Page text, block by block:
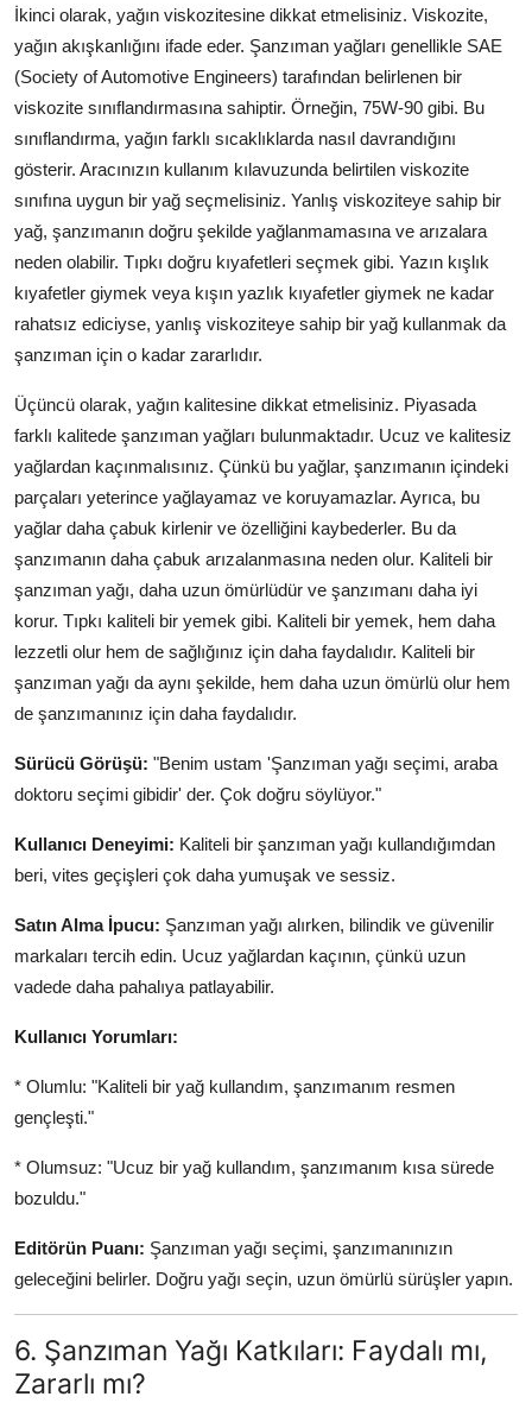
İkinci olarak, yağın viskozitesine dikkat etmelisiniz. Viskozite,
yağın akışkanlığını ifade eder. Şanzıman yağları genellikle SAE
(Society of Automotive Engineers) tarafından belirlenen bir
viskozite sınıflandırmasına sahiptir. Örneğin, 75W-90 gibi. Bu
sınıflandırma, yağın farklı sıcaklıklarda nasıl davrandığını
gösterir. Aracınızın kullanım kılavuzunda belirtilen viskozite
sınıfına uygun bir yağ seçmelisiniz. Yanlış viskoziteye sahip bir
yağ, şanzımanın doğru şekilde yağlanmamasına ve arızalara
neden olabilir. Tıpkı doğru kıyafetleri seçmek gibi. Yazın kışlık
kıyafetler giymek veya kışın yazlık kıyafetler giymek ne kadar
rahatsız ediciyse, yanlış viskoziteye sahip bir yağ kullanmak da
şanzıman için o kadar zararlıdır.
Üçüncü olarak, yağın kalitesine dikkat etmelisiniz. Piyasada
farklı kalitede şanzıman yağları bulunmaktadır. Ucuz ve kalitesiz
yağlardan kaçınmalısınız. Çünkü bu yağlar, şanzımanın içindeki
parçaları yeterince yağlayamaz ve koruyamazlar. Ayrıca, bu
yağlar daha çabuk kirlenir ve özelliğini kaybederler. Bu da
şanzımanın daha çabuk arızalanmasına neden olur. Kaliteli bir
şanzıman yağı, daha uzun ömürlüdür ve şanzımanı daha iyi
korur. Tıpkı kaliteli bir yemek gibi. Kaliteli bir yemek, hem daha
lezzetli olur hem de sağlığınız için daha faydalıdır. Kaliteli bir
şanzıman yağı da aynı şekilde, hem daha uzun ömürlü olur hem
de şanzımanınız için daha faydalıdır.
Sürücü Görüşü: "Benim ustam 'Şanzıman yağı seçimi, araba
doktoru seçimi gibidir' der. Çok doğru söylüyor."
Kullanıcı Deneyimi: Kaliteli bir şanzıman yağı kullandığımdan
beri, vites geçişleri çok daha yumuşak ve sessiz.
Satın Alma İpucu: Şanzıman yağı alırken, bilindik ve güvenilir
markaları tercih edin. Ucuz yağlardan kaçının, çünkü uzun
vadede daha pahalıya patlayabilir.
Kullanıcı Yorumları:
* Olumlu: "Kaliteli bir yağ kullandım, şanzımanım resmen
gençleşti."
* Olumsuz: "Ucuz bir yağ kullandım, şanzımanım kısa sürede
bozuldu."
Editörün Puanı: Şanzıman yağı seçimi, şanzımanınızın
geleceğini belirler. Doğru yağı seçin, uzun ömürlü sürüşler yapın.
6. Şanzıman Yağı Katkıları: Faydalı mı,
Zararlı mı?